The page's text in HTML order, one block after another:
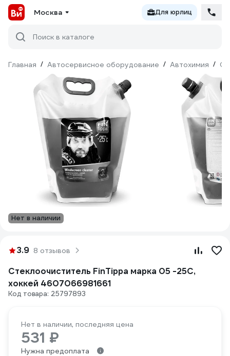
Москва Для юрлиц
Поиск в каталоге
Главная / Автосервисное оборудование / Автохимия /
Нет в наличии
3.9 8 отзывов
Стеклоочиститель FinTippa марка 05 -25С,
хоккей 4607066981661
Код товара: 25797893
Нет в наличии, последняя цена
531 ₽
Нужна предоплата